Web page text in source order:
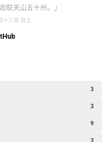
取关山五十州。」
三首·其五
3
3
9